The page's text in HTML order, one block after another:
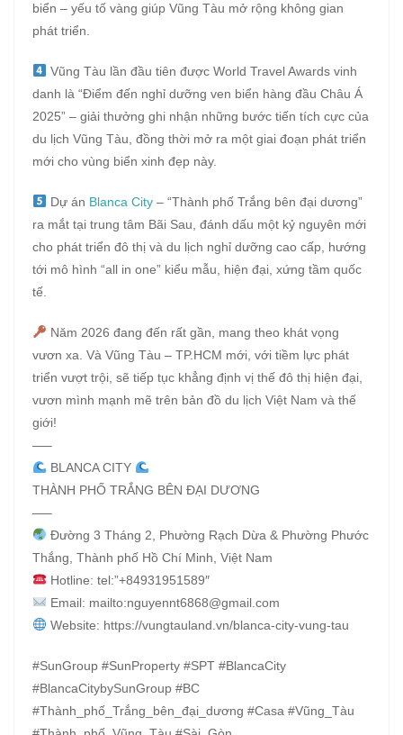
biển – yếu tố vàng giúp Vũng Tàu mở rộng không gian
phát triển.
Vũng Tàu lần đầu tiên được World Travel Awards vinh
danh là “Điểm đến nghỉ dưỡng ven biển hàng đầu Châu Á
2025” – giải thưởng ghi nhận những bước tiến tích cực của
du lịch Vũng Tàu, đồng thời mở ra một giai đoạn phát triển
mới cho vùng biển xinh đẹp này.
Dự án Blanca City– “Thành phố Trắng bên đại dương”
ra mắt tại trung tâm Bãi Sau, đánh dấu một kỷ nguyên mới
cho phát triển đô thị và du lịch nghỉ dưỡng cao cấp, hướng
tới mô hình “all in one” kiểu mẫu, hiện đại, xứng tầm quốc
tế.
Năm 2026 đang đến rất gần, mang theo khát vọng
vươn xa. Và Vũng Tàu – TP.HCM mới, với tiềm lực phát
triển vượt trội, sẽ tiếp tục khẳng định vị thế đô thị hiện đại,
vươn mình mạnh mẽ trên bản đồ du lịch Việt Nam và thế
giới!
—–
BLANCA CITY
THÀNH PHỐ TRẮNG BÊN ĐẠI DƯƠNG
—–
Đường 3 Tháng 2, Phường Rạch Dừa & Phường Phước
Thắng, Thành phố Hồ Chí Minh, Việt Nam
Hotline: tel:”+84931951589″
Email: mailto:nguyennt6868@gmail.com
Website: https://vungtauland.vn/blanca-city-vung-tau
#SunGroup #SunProperty #SPT #BlancaCity
#BlancaCitybySunGroup #BC
#Thành_phố_Trắng_bên_đại_dương #Casa #Vũng_Tàu